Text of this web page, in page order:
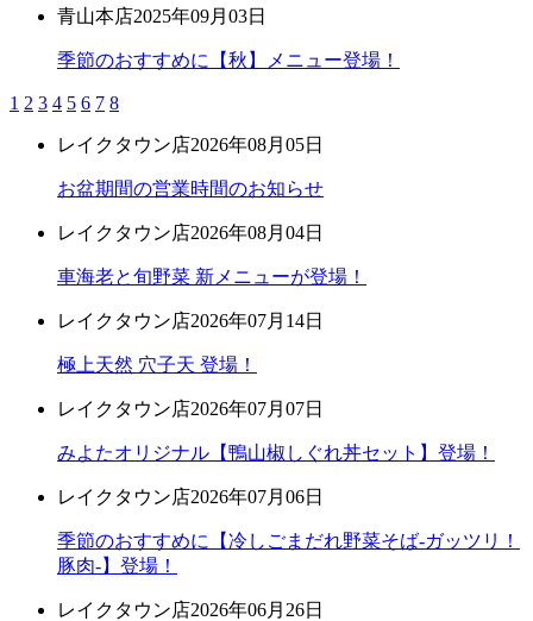
青山本店2025年09月03日
季節のおすすめに【秋】メニュー登場！
1 2 3 4 5 6 7 8
レイクタウン店2026年08月05日
お盆期間の営業時間のお知らせ
レイクタウン店2026年08月04日
車海老と旬野菜 新メニューが登場！
レイクタウン店2026年07月14日
極上天然 穴子天 登場！
レイクタウン店2026年07月07日
みよたオリジナル【鴨山椒しぐれ丼セット】登場！
レイクタウン店2026年07月06日
季節のおすすめに【冷しごまだれ野菜そば-ガッツリ！
豚肉-】登場！
レイクタウン店2026年06月26日